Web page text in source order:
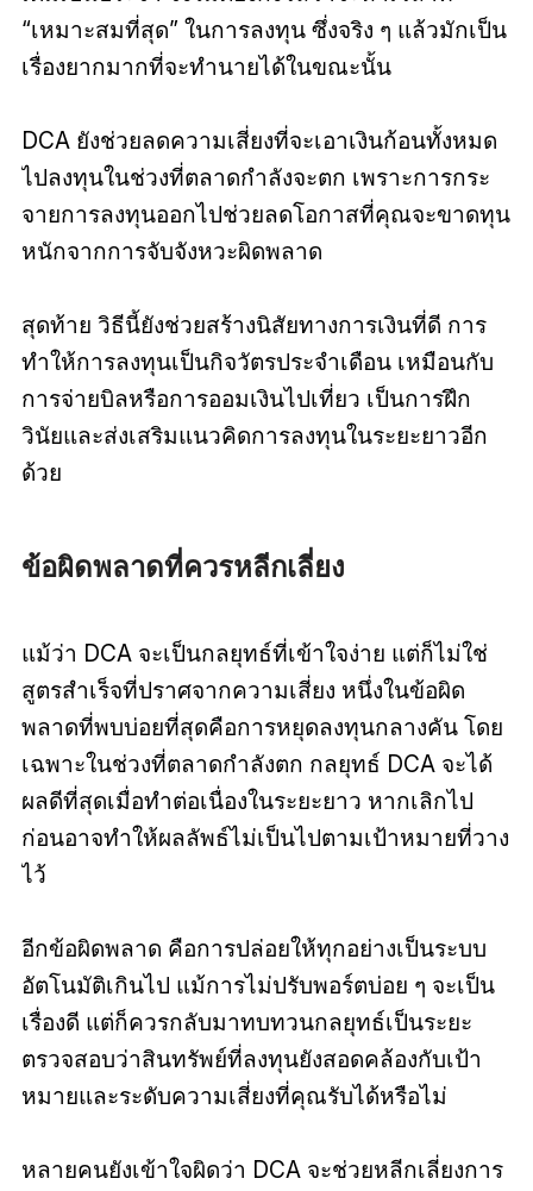
“เหมาะสมที่สุด” ในการลงทุน ซึ่งจริง ๆ แล้วมักเป็น
เรื่องยากมากที่จะทำนายได้ในขณะนั้น
DCA ยังช่วยลดความเสี่ยงที่จะเอาเงินก้อนทั้งหมด
ไปลงทุนในช่วงที่ตลาดกำลังจะตก เพราะการกระ
จายการลงทุนออกไปช่วยลดโอกาสที่คุณจะขาดทุน
หนักจากการจับจังหวะผิดพลาด
สุดท้าย วิธีนี้ยังช่วยสร้างนิสัยทางการเงินที่ดี การ
ทำให้การลงทุนเป็นกิจวัตรประจำเดือน เหมือนกับ
การจ่ายบิลหรือการออมเงินไปเที่ยว เป็นการฝึก
วินัยและส่งเสริมแนวคิดการลงทุนในระยะยาวอีก
ด้วย
ข้อผิดพลาดที่ควรหลีกเลี่ยง
แม้ว่า DCA จะเป็นกลยุทธ์ที่เข้าใจง่าย แต่ก็ไม่ใช่
สูตรสำเร็จที่ปราศจากความเสี่ยง หนึ่งในข้อผิด
พลาดที่พบบ่อยที่สุดคือการหยุดลงทุนกลางคัน โดย
เฉพาะในช่วงที่ตลาดกำลังตก กลยุทธ์ DCA จะได้
ผลดีที่สุดเมื่อทำต่อเนื่องในระยะยาว หากเลิกไป
ก่อนอาจทำให้ผลลัพธ์ไม่เป็นไปตามเป้าหมายที่วาง
ไว้
อีกข้อผิดพลาด คือการปล่อยให้ทุกอย่างเป็นระบบ
อัตโนมัติเกินไป แม้การไม่ปรับพอร์ตบ่อย ๆ จะเป็น
เรื่องดี แต่ก็ควรกลับมาทบทวนกลยุทธ์เป็นระยะ
ตรวจสอบว่าสินทรัพย์ที่ลงทุนยังสอดคล้องกับเป้า
หมายและระดับความเสี่ยงที่คุณรับได้หรือไม่
หลายคนยังเข้าใจผิดว่า DCA จะช่วยหลีกเลี่ยงการ